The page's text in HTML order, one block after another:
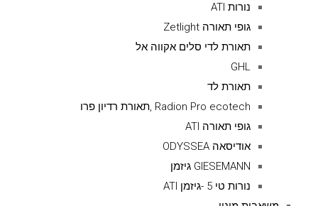
נורות ATI
גופי תאורה Zetlight
תאורת לדי סלים אקווה אל
GHL
תאורת לד
Radion Pro ecotech ,תאורת רדיון פרו
גופי תאורה ATI
אודיסאה ODYSSEA
GIESEMANN גיזמן
נורות טי 5 -גיזמן ATI